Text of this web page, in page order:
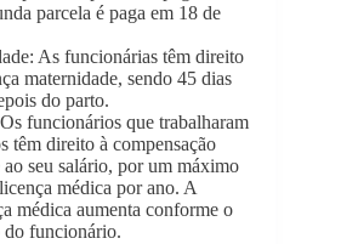
parcela é paga em 18 de
As funcionárias têm direito
maternidade, sendo 45 dias
do parto.
funcionários que trabalharam
têm direito à compensação
seu salário, por um máximo
médica por ano. A
médica aumenta conforme o
do funcionário.